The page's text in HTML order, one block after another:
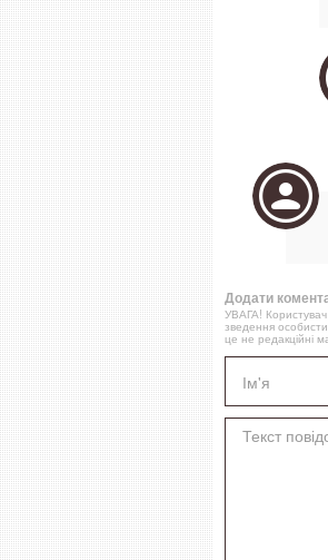
Додати
УВАГА! Користувач
зведення
це не редакційні